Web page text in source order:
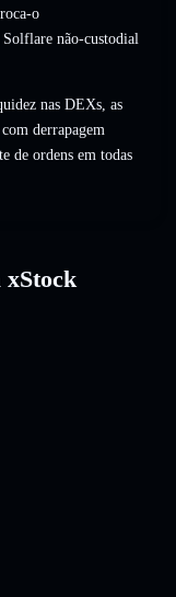
o
não-custodial
nas DEXs, as
derrapagem
de ordens em todas
xStock